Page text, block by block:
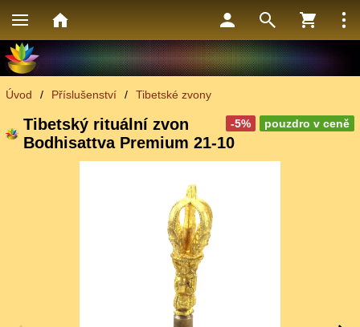
Úvod / Příslušenství / Tibetské zvony
pouzdro v ceně
-5%
Tibetský rituální zvon
Bodhisattva Premium 21-10